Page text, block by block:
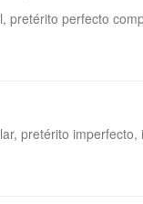
pretérito perfecto
pretérito imperfecto,